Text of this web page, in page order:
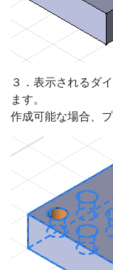
３．表示されるダ
ます。
作成可能な場合、